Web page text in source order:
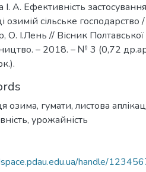
І. А. Ефективність
озимій сільське
О. І.Лень // Вісник
– 2018. – № 3 (0,72
озима, гумати, листова
, урожайність
handle/